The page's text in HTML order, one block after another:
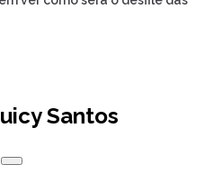
Santos